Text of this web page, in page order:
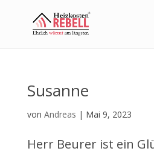
Susanne
von Andreas | Mai 9, 2023
Herr Beurer ist ein